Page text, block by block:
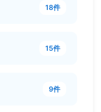
18件
15件
9件